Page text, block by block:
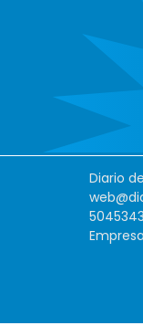
Diario